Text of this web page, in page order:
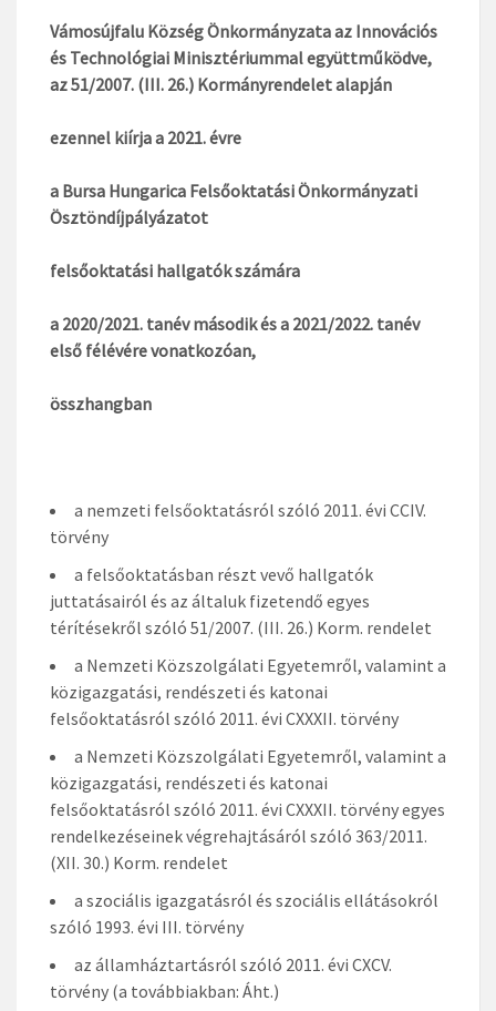
Vámosújfalu Község Önkormányzata az Innovációs
és Technológiai Minisztériummal együttműködve,
az 51/2007. (III. 26.) Kormányrendelet alapján
ezennel kiírja a 2021. évre
a Bursa Hungarica Felsőoktatási Önkormányzati
Ösztöndíjpályázatot
felsőoktatási hallgatók számára
a 2020/2021. tanév második és a 2021/2022. tanév
első félévére vonatkozóan,
összhangban
a nemzeti felsőoktatásról szóló 2011. évi CCIV.
törvény
a felsőoktatásban részt vevő hallgatók
juttatásairól és az általuk fizetendő egyes
térítésekről szóló 51/2007. (III. 26.) Korm. rendelet
a Nemzeti Közszolgálati Egyetemről, valamint a
közigazgatási, rendészeti és katonai
felsőoktatásról szóló 2011. évi CXXXII. törvény
a Nemzeti Közszolgálati Egyetemről, valamint a
közigazgatási, rendészeti és katonai
felsőoktatásról szóló 2011. évi CXXXII. törvény egyes
rendelkezéseinek végrehajtásáról szóló 363/2011.
(XII. 30.) Korm. rendelet
a szociális igazgatásról és szociális ellátásokról
szóló 1993. évi III. törvény
az államháztartásról szóló 2011. évi CXCV.
törvény (a továbbiakban: Áht.)